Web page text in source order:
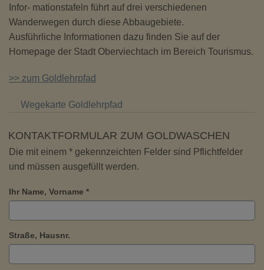
Infor- mationstafeln führt auf drei verschiedenen
Wanderwegen durch diese Abbaugebiete.
Ausführliche Informationen dazu finden Sie auf der
Homepage der Stadt Oberviechtach im Bereich Tourismus.
>> zum Goldlehrpfad
Wegekarte Goldlehrpfad
KONTAKTFORMULAR ZUM GOLDWASCHEN
Die mit einem * gekennzeichten Felder sind Pflichtfelder
und müssen ausgefüllt werden.
Ihr Name, Vorname *
Straße, Hausnr.